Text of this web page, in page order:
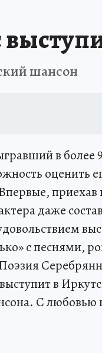
шансон
в более
оценить
даже
с песнями,
в
С